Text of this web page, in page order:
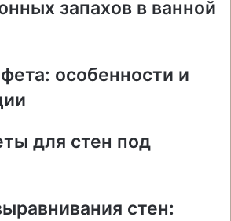
запахов в ванной
особенности и
для стен под
стен: